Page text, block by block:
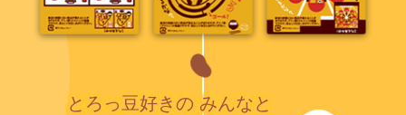
とろっ豆好きの みんなと